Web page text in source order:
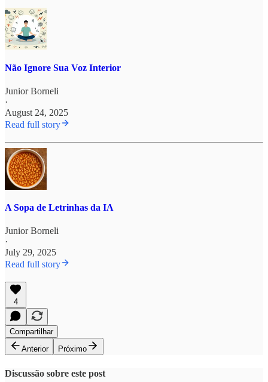
Não Ignore Sua Voz Interior
Junior Borneli
·
August 24, 2025
Read full story
A Sopa de Letrinhas da IA
Junior Borneli
·
July 29, 2025
Read full story
4
Compartilhar
Anterior
Próximo
Discussão sobre este post